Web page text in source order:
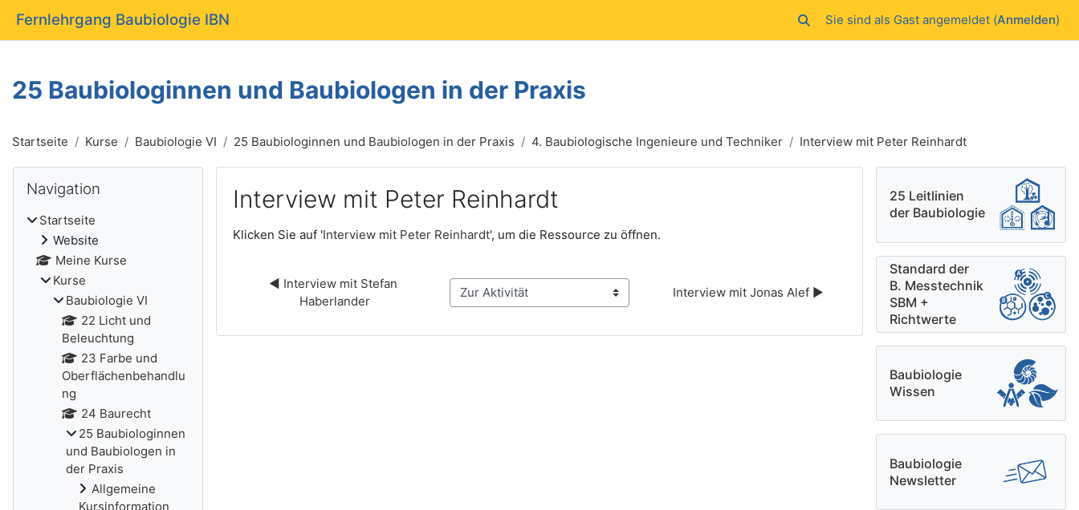
Fernlehrgang Baubiologie IBN Sucheingabe umschalten
Sie sind als Gast angemeldet (Anmelden)
25 Baubiologinnen und Baubiologen in der Praxis
Startseite Kurse Baubiologie VI 25 Baubiologinnen und Baubiologen in der Praxis 4. Baubiologische Ingenieure und Techniker Interview mit Peter Reinhardt
Interview mit Peter Reinhardt
Abschlussbedingungen
Klicken Sie auf 'Interview mit Peter Reinhardt', um die Ressource zu öffnen.
◀︎ Interview mit Stefan
Haberlander
Zur Aktivität Interview mit Jonas Alef ▶︎
Blöcke
Navigation
Startseite
Website
Meine Kurse
Kurse
Baubiologie VI
22 Licht und
Beleuchtung
23 Farbe und
Oberflächenbehandlu
ng
24 Baurecht
25 Baubiologinnen
und Baubiologen in
der Praxis
Allgemeine
Kursinformation
25 Leitlinien
der Baubiologie
Standard der
B. Messtechnik
SBM +
Richtwerte
Baubiologie
Wissen
Baubiologie
Newsletter